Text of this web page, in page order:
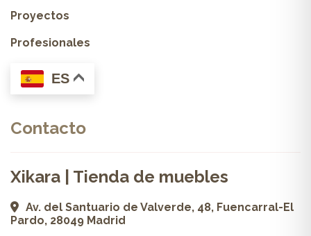
Proyectos
Profesionales
ES
Contacto
Xikara | Tienda de muebles
Av. del Santuario de Valverde, 48, Fuencarral-El
Pardo, 28049 Madrid